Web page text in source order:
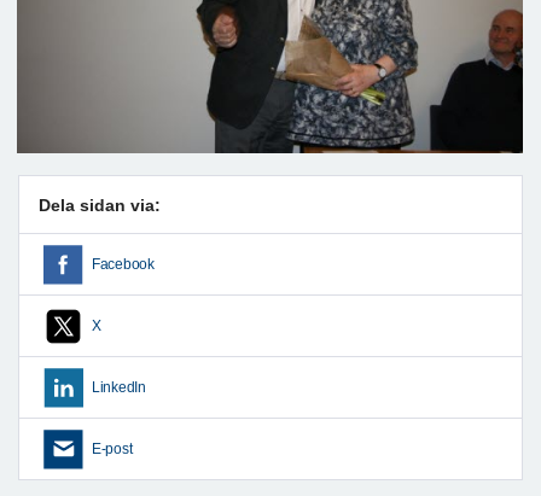
Dela sidan via:
Facebook
X
LinkedIn
E-post